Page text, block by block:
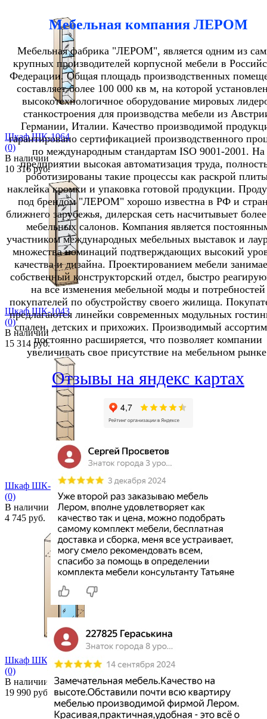
избранное сравнить
избранное сравнить
Шкаф ШК-1064
(0)
В наличии
10 316 руб.
сравнить
Шкаф ШК-1043
(0)
В наличии
15 314 руб.
сравнить
Шкаф ШК-1052
(0)
В наличии
4 745 руб.
Шкаф ШК-1014
(0)
В наличии
19 990 руб.
Мебельная компания ЛЕРОМ
Мебельная фабрика "ЛЕРОМ", является одним из
крупных производителей корпусной мебели в
Федерации. Общая площадь производственных
составляет более 100 000 кв м, на которой
высокотехнологичное оборудование мировых
станкостроения для производства мебели из
Германии, Италии. Качество производимой
гарантировано сертификацией производственного
по международным стандартам ISO 9001-2001. На
предприятии высокая автоматизация труда,
роботизированы такие процессы как раскрой
наклейка кромки и упаковка готовой продукции.
под брендом "ЛЕРОМ" хорошо известна в РФ и
ближнего зарубежья, дилерская сеть насчитывыет
мебельных салонов. Компания является
участником международных мебельных выставок и
множества номинаций подтверждающих высокий
качества и дизайна. Проектированием мебели
собственный конструкторский отдел, быстро
на все изменения мебельной моды и потребностей
покупателей по обустройству своего жилища.
предлагаются линейки современных модульных
спален, детских и прихожих. Производимый
постоянно расширяется, что позволяет компании
увеличивать свое присутствие на мебельном
Отзывы на яндекс картах